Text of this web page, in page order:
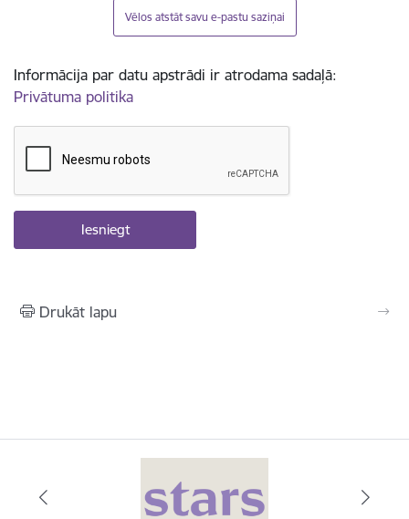
Vēlos atstāt savu e-pastu saziņai
Informācija par datu apstrādi ir atrodama sadaļā:
Privātuma politika
Drukāt lapu